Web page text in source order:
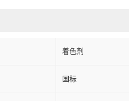
着色剂
国标